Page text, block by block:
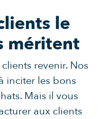
le
méritent
revenir. Nos
inciter les bons
Mais il vous
aux clients